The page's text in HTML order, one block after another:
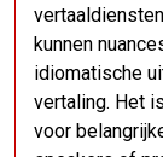
kunnen
idiomatische
vertaling. Het
voor